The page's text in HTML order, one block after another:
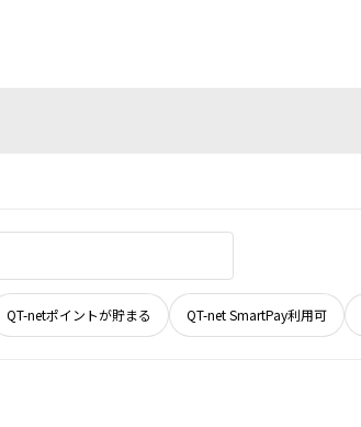
QT-netポイントが貯まる QT-net SmartPay利用可